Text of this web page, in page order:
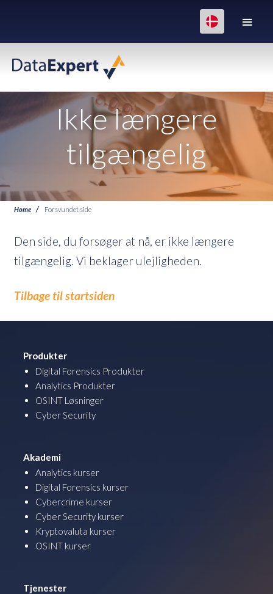
Ikke længere
tilgængelig
Home Forsvundet side
Den side, du forsøger at nå, er ikke længere
tilgængelig. Vi beklager ulejligheden.
Tilbage til startsiden
Produkter
Digital Forensics Produkter
Analytics Produkter
OSINT Løsninger
Cyber Security
Akademi
Analytics kurser
Digital Forensics kurser
Cybercrime kurser
Cyber Security kurser
Kryptovaluta kurser
OSINT kurser
Tjenester